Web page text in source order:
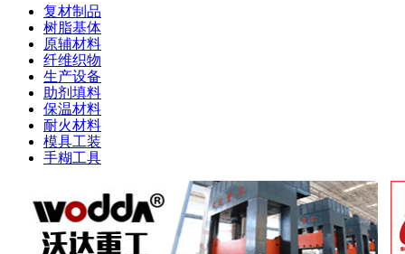
复材制品
树脂基体
原辅材料
纤维织物
生产设备
助剂填料
保温材料
耐火材料
模具工装
手糊工具